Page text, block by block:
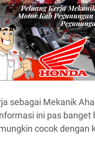
sebagai Mekanik
ini pas
cocok dengan